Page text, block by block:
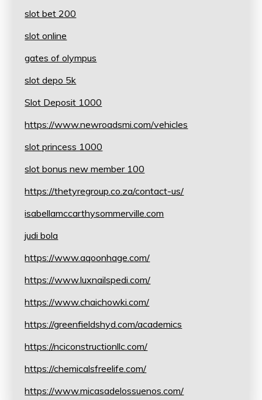
slot bet 200
slot online
gates of olympus
slot depo 5k
Slot Deposit 1000
https://www.newroadsmi.com/vehicles
slot princess 1000
slot bonus new member 100
https://thetyregroup.co.za/contact-us/
isabellamccarthysommerville.com
judi bola
https://www.aqoonhage.com/
https://www.luxnailspedi.com/
https://www.chaichowki.com/
https://greenfieldshyd.com/academics
https://nciconstructionllc.com/
https://chemicalsfreelife.com/
https://www.micasadelossuenos.com/